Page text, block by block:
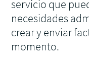
servicio que
necesidades
crear y enviar
momento.